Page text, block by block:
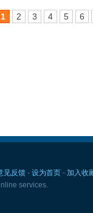
1 2 3 4 5 6
见反馈- 设为首页- 加入收
services.